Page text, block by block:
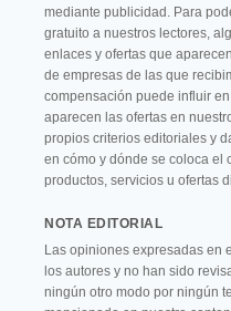
mediante publicidad. Para
gratuito a nuestros lectores,
enlaces y ofertas que
de empresas de las que
compensación puede influir
aparecen las ofertas en
propios criterios editoriales y
en cómo y dónde se coloca el
productos, servicios u ofertas
NOTA EDITORIAL
Las opiniones expresadas en
los autores y no han sido
ningún otro modo por ningún